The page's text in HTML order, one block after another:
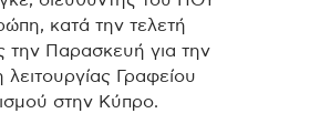
κατά την τελετή
την Παρασκευή για την
Γραφείου
στην Κύπρο.